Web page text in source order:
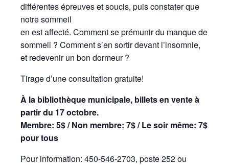
différentes épreuves et soucis, puis constater que
notre sommeil
en est affecté. Comment se prémunir du manque de
sommeil ? Comment s’en sortir devant l’insomnie,
et redevenir un bon dormeur ?
Tirage d’une consultation gratuite!
À la bibliothèque municipale, billets en vente à
partir du 17 octobre.
Membre: 5$ / Non membre: 7$ / Le soir même: 7$
pour tous
Pour information: 450-546-2703, poste 252 ou